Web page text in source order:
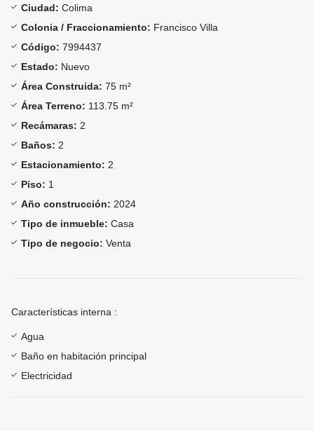
Ciudad: Colima
Colonia / Fraccionamiento: Francisco Villa
Código: 7994437
Estado: Nuevo
Área Construida: 75 m²
Área Terreno: 113.75 m²
Recámaras: 2
Baños: 2
Estacionamiento: 2
Piso: 1
Año construcción: 2024
Tipo de inmueble: Casa
Tipo de negocio: Venta
Características interna :
Agua
Baño en habitación principal
Electricidad